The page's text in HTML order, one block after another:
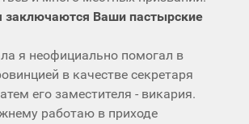
заключаются Ваши пастырские
я неофициально помогал в
в качестве секретаря
его заместителя - викария.
работаю в приходе